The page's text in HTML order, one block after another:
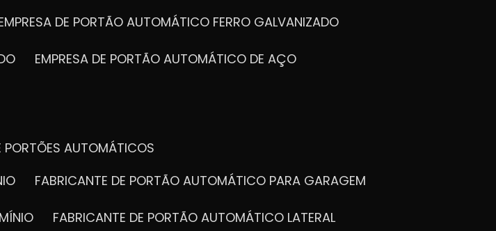
EMPRESA DE PORTÃO AUTOMÁTICO FERRO GALVANIZADO
EMPRESA DE PORTÃO AUTOMÁTICO DE AÇO
PORTÕES AUTOMÁTICOS
FABRICANTE DE PORTÃO AUTOMÁTICO PARA GARAGEM
FABRICANTE DE PORTÃO AUTOMÁTICO LATERAL